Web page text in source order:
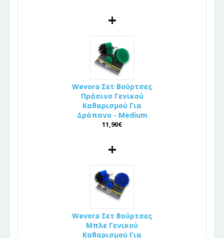
+
Wevora Σετ Βούρτσες
Πράσινο Γενικού
Καθαρισμού Για
Δράπανο - Medium
11,90€
+
Wevora Σετ Βούρτσες
Μπλε Γενικού
Καθαρισμού Για